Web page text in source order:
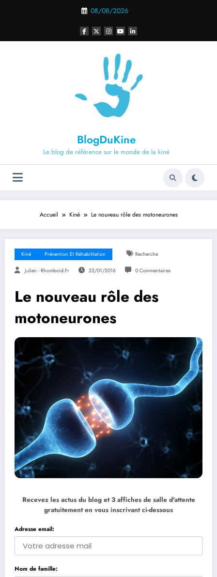
08/08/2026
BlogDuKine
Le blog de référence sur le monde de la kiné
Accueil Kiné Le nouveau rôle des motoneurones
Kiné Prévention Et Réhabilitation Recherche
Julien - Rhomboid.fr 22/01/2016 0 Commentaires
Le nouveau rôle des
motoneurones
Recevez les actus du blog et 3 affiches de salle d'attente
gratuitement en vous inscrivant ci-dessous
Adresse email:
Nom de famille: